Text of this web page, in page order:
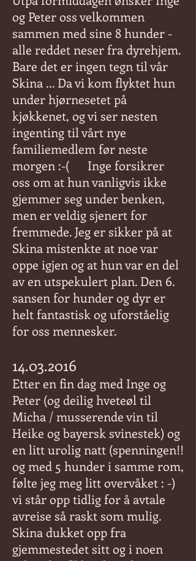
og Peter oss velkommen
sammen med sine 8 hunder -
alle reddet neser fra dyrehjem.
Bare det er ingen tegn til vår
Skina ... Da vi kom flyktet hun
under hjørnesetet på
kjøkkenet, og vi ser nesten
ingenting til vårt nye
familiemedlem før neste
morgen :-(
Inge forsikrer
oss om at hun vanligvis ikke
gjemmer seg under benken,
men er veldig sjenert for
fremmede. Jeg er sikker på at
Skina mistenkte at noe var
oppe igjen og at hun var en del
av en utspekulert plan. Den 6.
sansen for hunder og dyr er
helt fantastisk og uforståelig
for oss mennesker.
14.03.2016
Etter en fin dag med Inge og
Peter (og deilig hveteøl til
Micha / musserende vin til
Heike og bayersk svinestek) og
en litt urolig natt (spenningen!!
og med 5 hunder i samme rom,
følte jeg meg litt overvåket : -)
vi står opp tidlig for å avtale
avreise så raskt som mulig.
Skina dukket opp fra
gjemmestedet sitt og i noen